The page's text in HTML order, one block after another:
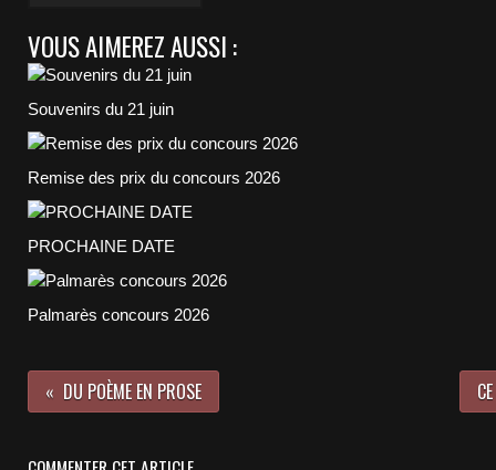
VOUS AIMEREZ AUSSI :
Souvenirs du 21 juin
Remise des prix du concours 2026
PROCHAINE DATE
Palmarès concours 2026
DU POÈME EN PROSE